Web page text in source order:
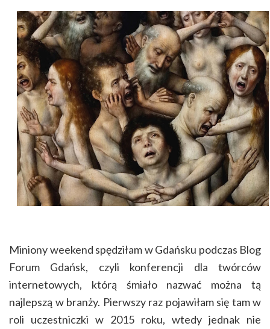
Miniony weekend spędziłam w Gdańsku podczas Blog
Forum Gdańsk, czyli konferencji dla twórców
internetowych, którą śmiało nazwać można tą
najlepszą w branży. Pierwszy raz pojawiłam się tam w
roli uczestniczki w 2015 roku, wtedy jednak nie